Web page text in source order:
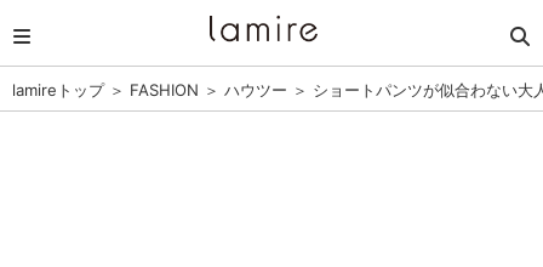
lamireトップ＞ FASHION ＞ ハウツー ＞ ショートパンツが似合わない大